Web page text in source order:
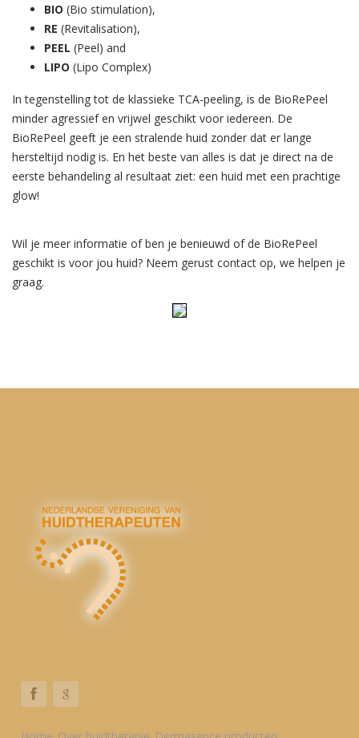
BIO (Bio stimulation),
RE (Revitalisation),
PEEL (Peel) and
LIPO (Lipo Complex)
In tegenstelling tot de klassieke TCA-peeling, is de BioRePeel
minder agressief en vrijwel geschikt voor iedereen. De
BioRePeel geeft je een stralende huid zonder dat er lange
hersteltijd nodig is. En het beste van alles is dat je direct na de
eerste behandeling al resultaat ziet: een huid met een prachtige
glow!
Wil je meer informatie of ben je benieuwd of de BioRePeel
geschikt is voor jou huid? Neem gerust contact op, we helpen je
graag.